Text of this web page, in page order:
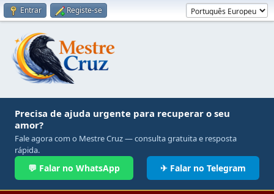
Entrar Registe-se
Precisa de ajuda urgente para recuperar o seu
amor?
Fale agora com o Mestre Cruz — consulta gratuita e resposta
rápida.
💬 Falar no WhatsApp ✈ Falar no Telegram